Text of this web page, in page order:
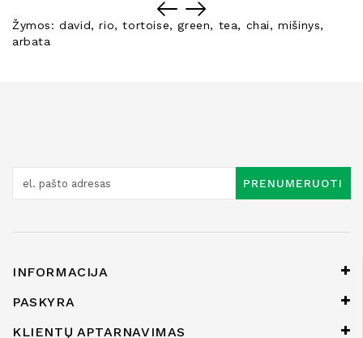
Žymos:david,rio,tortoise,green, tea, chai,mišinys,
arbata
PRENUMERUOTI
INFORMACIJA
PASKYRA
KLIENTŲ APTARNAVIMAS